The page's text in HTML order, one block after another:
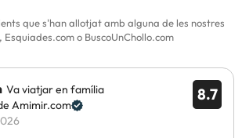
que s'han allotjat amb alguna de les nostres
o BuscoUnChollo.com
8.7
Va viatjar en família
Amimir.com